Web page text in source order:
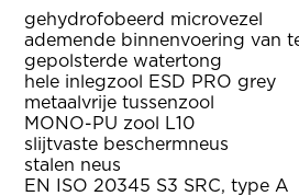
gehydrofobeerd microvezel
ademende binnenvoering van
gepolsterde watertong
hele inlegzool ESD PRO grey
metaalvrije tussenzool
MONO-PU zool L10
slijtvaste beschermneus
stalen neus
EN ISO 20345 S3 SRC, type A